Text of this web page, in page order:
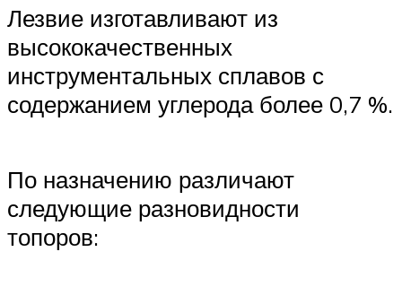
Лезвие изготавливают из
высококачественных
инструментальных сплавов с
содержанием углерода более 0,7 %.
По назначению различают
следующие разновидности
топоров: